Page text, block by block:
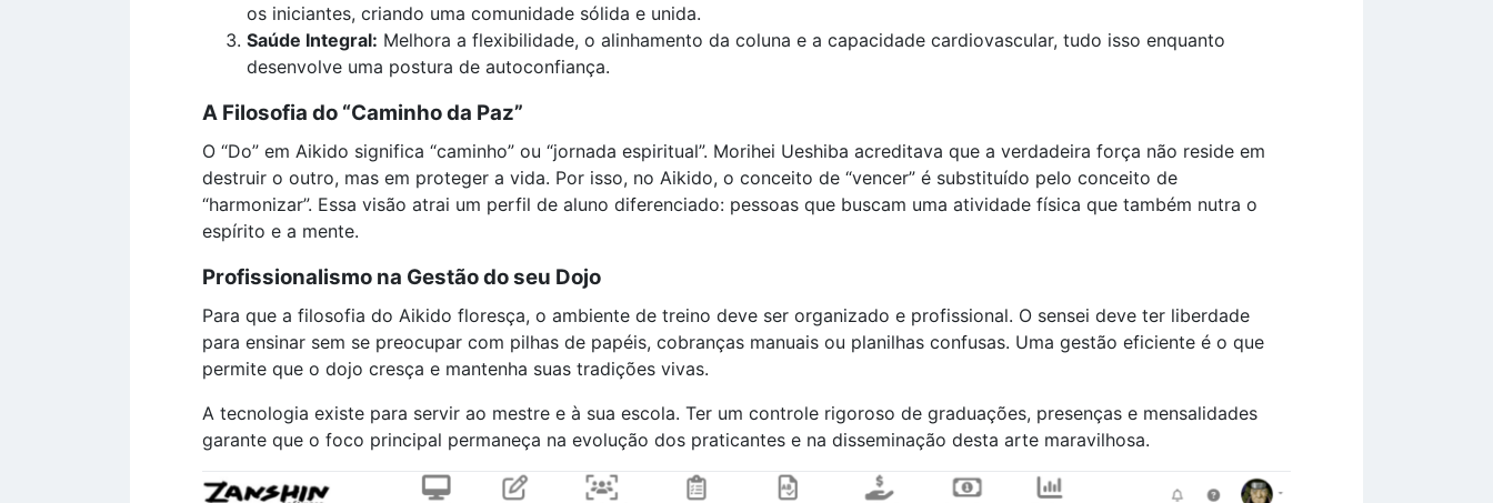
os iniciantes, criando uma comunidade sólida e unida.
Saúde Integral: Melhora a flexibilidade, o alinhamento da coluna e a capacidade cardiovascular, tudo isso enquanto
desenvolve uma postura de autoconfiança.
A Filosofia do “Caminho da Paz”
O “Do” em Aikido significa “caminho” ou “jornada espiritual”. Morihei Ueshiba acreditava que a verdadeira força não reside em
destruir o outro, mas em proteger a vida. Por isso, no Aikido, o conceito de “vencer” é substituído pelo conceito de
“harmonizar”. Essa visão atrai um perfil de aluno diferenciado: pessoas que buscam uma atividade física que também nutra o
espírito e a mente.
Profissionalismo na Gestão do seu Dojo
Para que a filosofia do Aikido floresça, o ambiente de treino deve ser organizado e profissional. O sensei deve ter liberdade
para ensinar sem se preocupar com pilhas de papéis, cobranças manuais ou planilhas confusas. Uma gestão eficiente é o que
permite que o dojo cresça e mantenha suas tradições vivas.
A tecnologia existe para servir ao mestre e à sua escola. Ter um controle rigoroso de graduações, presenças e mensalidades
garante que o foco principal permaneça na evolução dos praticantes e na disseminação desta arte maravilhosa.